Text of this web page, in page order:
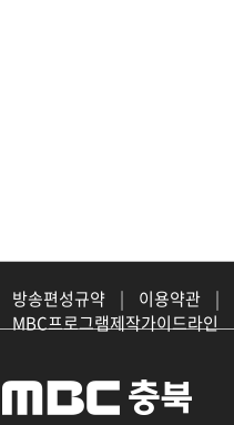
방송편성규약 | 이용약관 |
MBC프로그램제작가이드라인